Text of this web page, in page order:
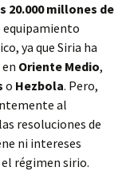
20.000 millones de
equipamiento
ya que Siria ha
Oriente Medio,
o Hezbola. Pero,
al
resoluciones de
ni intereses
régimen sirio.